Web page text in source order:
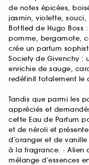
de notes épicées,
jasmin, violette, souci,
Bottled de Hugo Boss
pomme, bergamote,
crée un parfum
Society de Givenchy :
enrichie de sauge,
redéfinit totalement le
Tandis que parmi les
appréciés et
cette Eau de Parfum
et de néroli et
d’oranger et de
à la fragrance. · Alien
mélange d’essences